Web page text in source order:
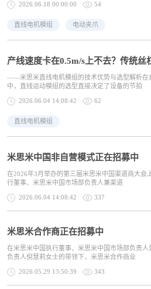
直线电机模组 电动夹爪
2026.06.18 00:00:00 54
——米思米直线电机模组的技术优势与选型解析在
中，直线运动模组的选型直接决定了设备的节拍
直线电机模组
2026.06.04 14:08:42 62
米思米中国非自营模式正在招募中
在2026年3月举办的第三届米思米中国渠道商大会
行董事、米思米中国市场部负责人兼渠道
2026.06.04 14:08:42 337
米思米合作商正在招募中
在米思米中国执行董事、米思米中国市场部负责人
负责人倪慧莉女士的带领下，米思米合作商业
2026.05.29 13:50:39 343